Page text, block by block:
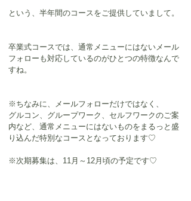
という、半年間のコースをご提供していまして。
卒業式コースでは、通常メニューにはないメール
フォローも対応しているのがひとつの特徴なんで
すね。
※ちなみに、メールフォローだけではなく、
グルコン、グループワーク、セルフワークのご案
内など、通常メニューにはないものをまるっと盛
り込んだ特別なコースとなっております♡
※次期募集は、11月～12月頃の予定です♡